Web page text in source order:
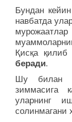
Бундан
навбатда
Қисқа қилиб
беради.
Шу билан
зиммасига
уларнинг
солинмагани